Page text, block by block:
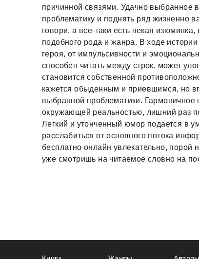
причинной связями. Удачно выбранное
проблематику и поднять ряд жизненно
говори, а все-таки есть некая
подобного рода и жанра. В ходе
героя, от импульсивности и
способен читать между строк, может
становится собственной
кажется обыденным и приевшимся, но
выбранной проблематики.
окружающей реальностью, лишний раз
Легкий и утонченный юмор подается в
расслабиться от основного потока
бесплатно онлайн увлекательно,
уже смотришь на читаемое словно на